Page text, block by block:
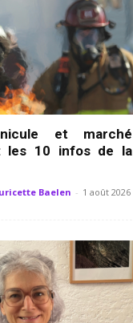
et marché
les 10 infos de la
Baelen - 1 août 2026